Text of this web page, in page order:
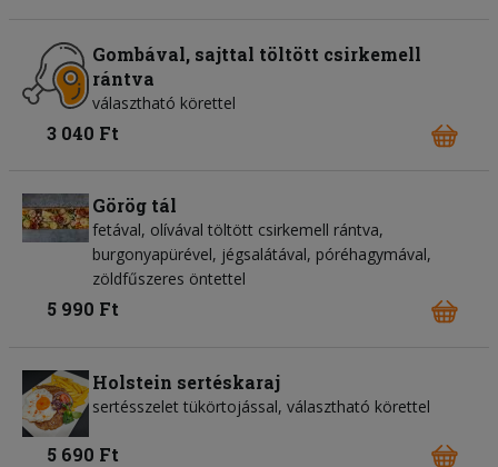
Gombával, sajttal töltött csirkemell
rántva
választható körettel
3 040 Ft
Görög tál
fetával, olívával töltött csirkemell rántva,
burgonyapürével, jégsalátával, póréhagymával,
zöldfűszeres öntettel
5 990 Ft
Holstein sertéskaraj
sertésszelet tükörtojással, választható körettel
5 690 Ft